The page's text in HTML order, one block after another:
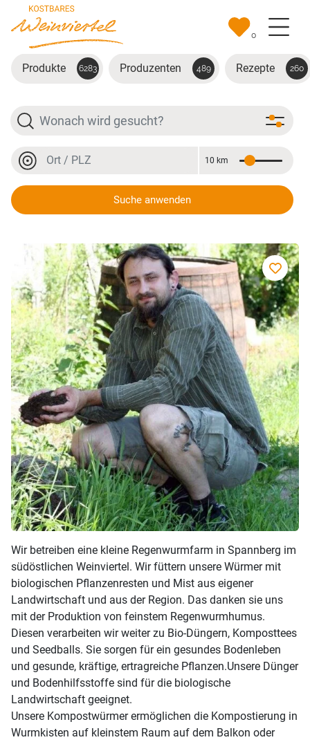
Zum Hauptinhalt springen
0
Produkte 6283 Produzenten 489 Rezepte 260
Suche
Ort oder PLZ
Entfernung
10 km
Suche anwenden
da Erdwurm, Markus Schulz
Wir betreiben eine kleine Regenwurmfarm in Spannberg im
südöstlichen Weinviertel. Wir füttern unsere Würmer mit
biologischen Pflanzenresten und Mist aus eigener
Landwirtschaft und aus der Region. Das danken sie uns
mit der Produktion von feinstem Regenwurmhumus.
Diesen verarbeiten wir weiter zu Bio-Düngern, Komposttees
und Seedballs. Sie sorgen für ein gesundes Bodenleben
und gesunde, kräftige, ertragreiche Pflanzen.Unsere Dünger
und Bodenhilfsstoffe sind für die biologische
Landwirtschaft geeignet.
Unsere Kompostwürmer ermöglichen die Kompostierung in
Wurmkisten auf kleinstem Raum auf dem Balkon oder